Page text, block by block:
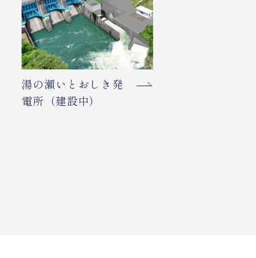
湯の瀬いとおしき発
電所（建設中）